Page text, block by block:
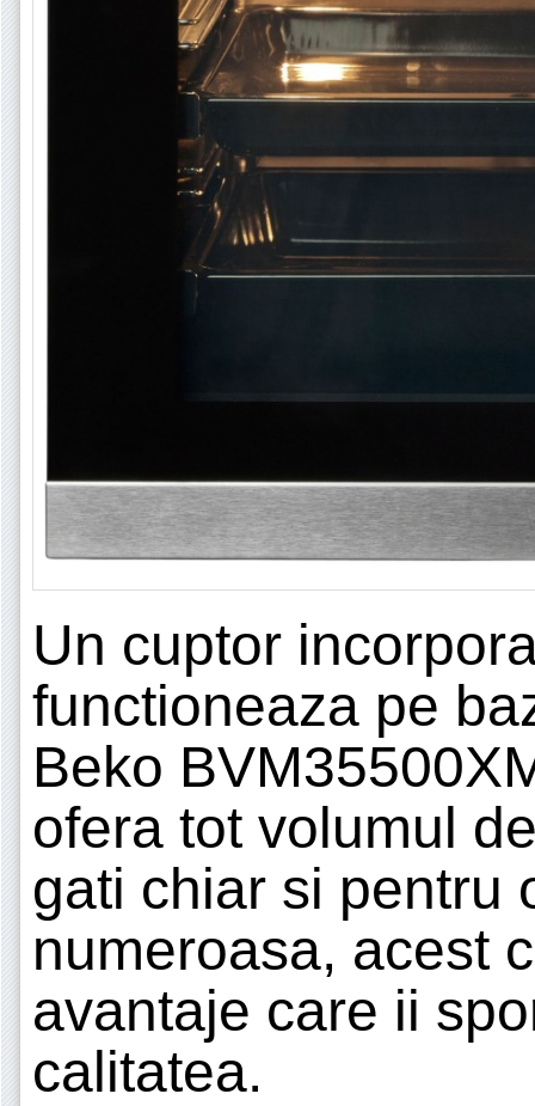
Un cuptor
functioneaza pe
Beko
ofera tot volumul
gati chiar si pentru
numeroasa, acest
avantaje care ii
calitatea.